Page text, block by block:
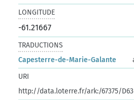
LONGITUDE
-61.21667
TRADUCTIONS
Capesterre-de-Marie-Galante
URI
http://data.loterre.fr/ark:/67375/D63-